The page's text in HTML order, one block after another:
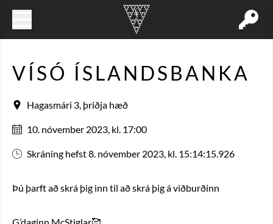
VÍSÓ ÍSLANDSBANKA
Þú þarft að skrá þig inn til að skrá þig á viðburðinn
Hagasmári 3, þriðja hæð
10. nóvember 2023, kl. 17:00
Skráning hefst 8. nóvember 2023, kl. 15:14:15.926